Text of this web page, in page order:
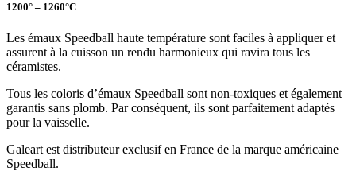
1200° – 1260°C
Les émaux Speedball haute température sont faciles à appliquer et
assurent à la cuisson un rendu harmonieux qui ravira tous les
céramistes.
Tous les coloris d’émaux Speedball sont non-toxiques et également
garantis sans plomb. Par conséquent, ils sont parfaitement adaptés
pour la vaisselle.
Galeart est distributeur exclusif en France de la marque américaine
Speedball.